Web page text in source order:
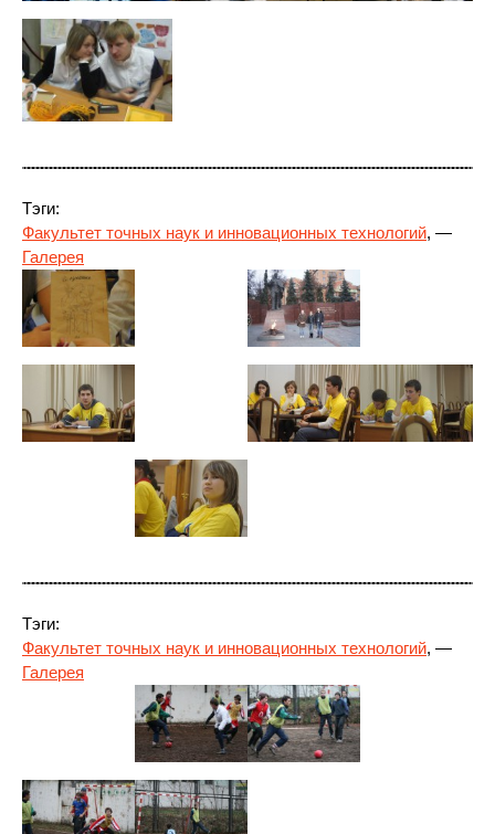
Тэги:
Факультет точных наук и инновационных технологий, —
Галерея
Тэги:
Факультет точных наук и инновационных технологий, —
Галерея